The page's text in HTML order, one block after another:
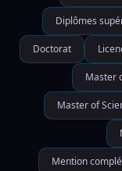
Diplômes
Doctorat
Master
Master of
Mention